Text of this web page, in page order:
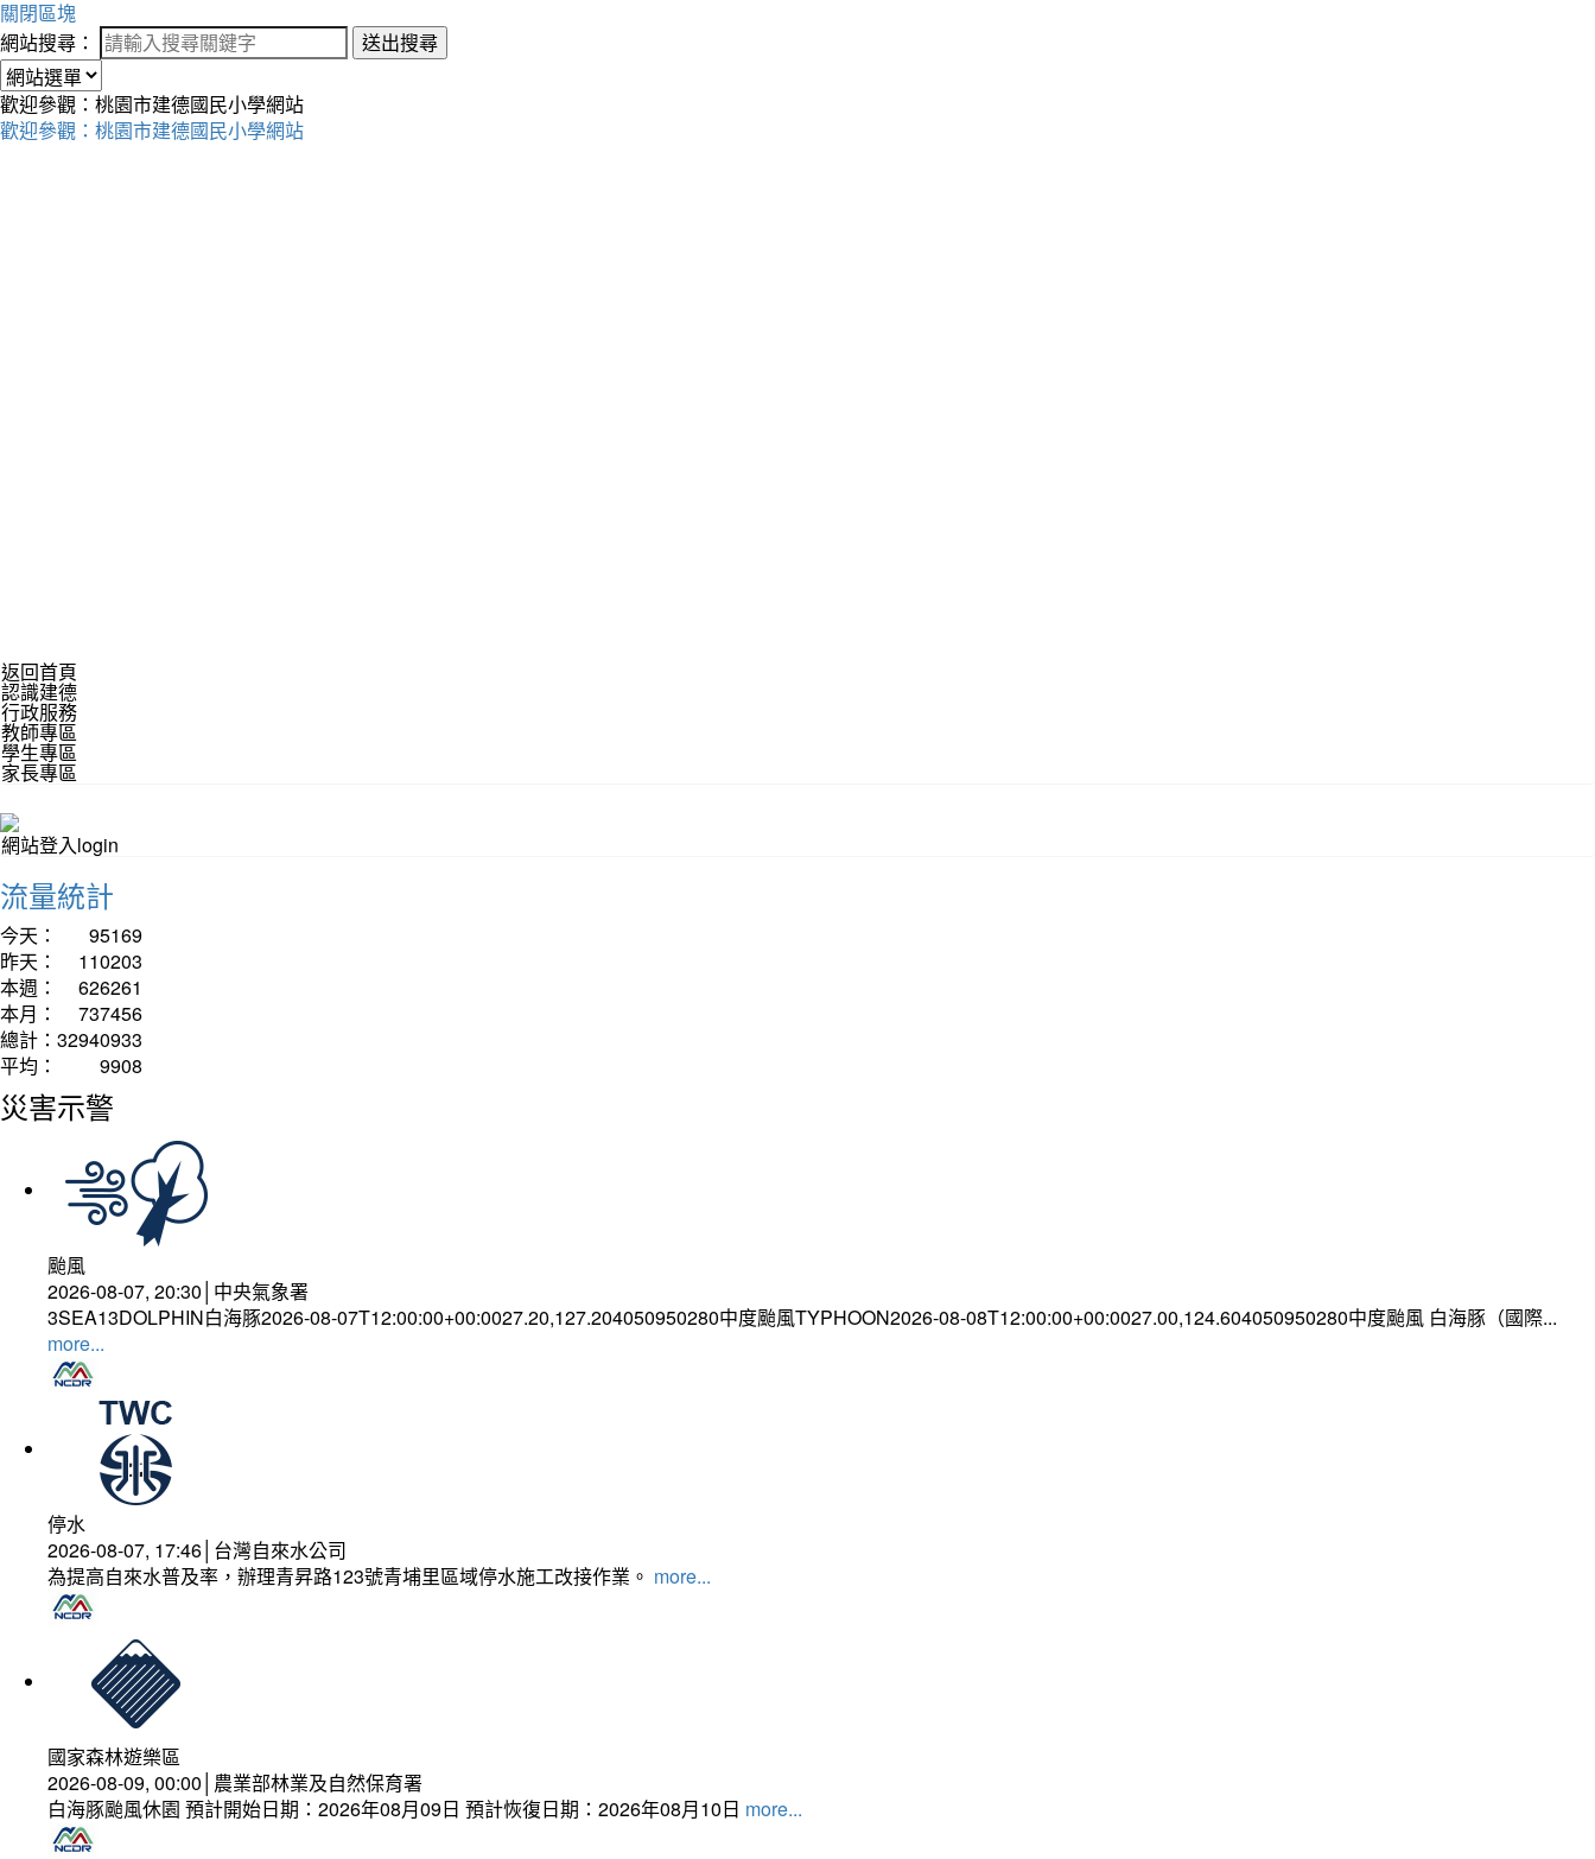
關閉區塊
網站搜尋：
送出搜尋
歡迎參觀：桃園市建德國民小學網站
歡迎參觀：桃園市建德國民小學網站
返回首頁
認識建德
行政服務
教師專區
學生專區
家長專區
網站登入login
流量統計
今天：
95169
昨天：
110203
本週：
626261
本月：
737456
總計： 32940933
平均：
9908
災害示警
颱風
2026-08-07, 20:30│中央氣象署
3SEA13DOLPHIN白海豚2026-08-07T12:00:00+00:0027.20,127.204050950280中度颱風TYPHOON2026-08-08T12:00:00+00:0027.00,124.604050950280中度颱風 白海豚（國際...
more...
停水
2026-08-07, 17:46│台灣自來水公司
為提高自來水普及率，辦理青昇路123號青埔里區域停水施工改接作業。 more...
國家森林遊樂區
2026-08-09, 00:00│農業部林業及自然保育署
白海豚颱風休園 預計開始日期：2026年08月09日 預計恢復日期：2026年08月10日 more...